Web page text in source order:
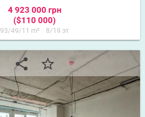
4 923 000 грн
($110 000)
93/49/11 m² 8/19 эт
share star_border